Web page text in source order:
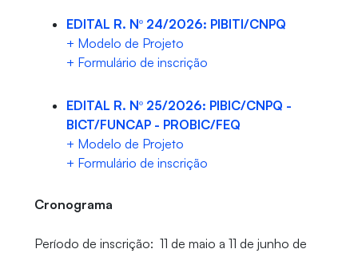
EDITAL R. Nº 24/2026: PIBITI/CNPQ
+ Modelo de Projeto
+ Formulário de inscrição
EDITAL R. Nº 25/2026: PIBIC/CNPQ -
BICT/FUNCAP - PROBIC/FEQ
+ Modelo de Projeto
+ Formulário de inscrição
Cronograma
Período de inscrição: 11 de maio a 11 de junho de